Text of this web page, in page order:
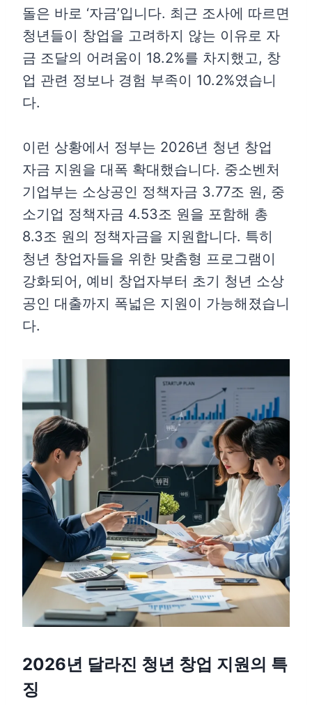
돌은 바로 ‘자금’입니다. 최근 조사에 따르면
청년들이 창업을 고려하지 않는 이유로 자
금 조달의 어려움이 18.2%를 차지했고, 창
업 관련 정보나 경험 부족이 10.2%였습니
다.
이런 상황에서 정부는 2026년 청년 창업
자금 지원을 대폭 확대했습니다. 중소벤처
기업부는 소상공인 정책자금 3.77조 원, 중
소기업 정책자금 4.53조 원을 포함해 총
8.3조 원의 정책자금을 지원합니다. 특히
청년 창업자들을 위한 맞춤형 프로그램이
강화되어, 예비 창업자부터 초기 청년 소상
공인 대출까지 폭넓은 지원이 가능해졌습니
다.
2026년 달라진 청년 창업 지원의 특
징